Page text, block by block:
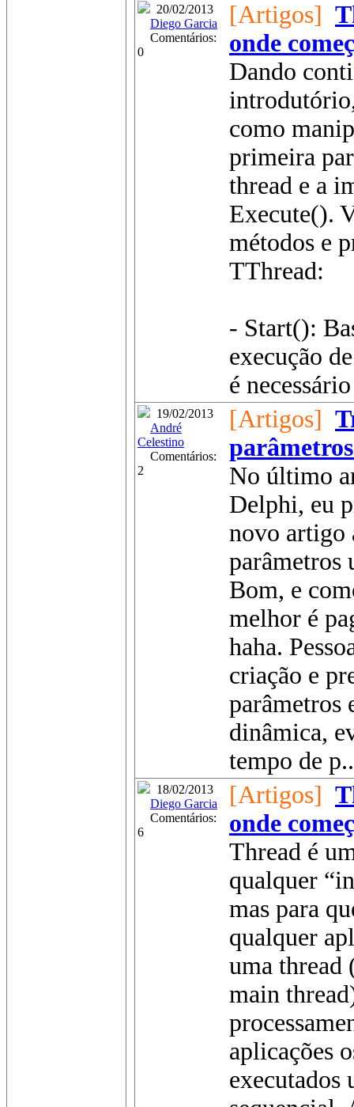
20/02/2013
Diego Garcia
Comentários:
0
[Artigos]
onde
Dando
como
primeira
thread e a
Execute().
métodos e
TThread:
- Start():
execução
é
19/02/2013
André
Celestino
Comentários:
2
[Artigos]
No último
Delphi, eu
novo artigo
parâmetros
Bom, e
melhor é
haha.
criação e
parâmetros
dinâmica,
tempo de
18/02/2013
Diego Garcia
Comentários:
6
[Artigos]
onde
Thread é
qualquer
mas para
qualquer
uma thread
main
aplicações
executados